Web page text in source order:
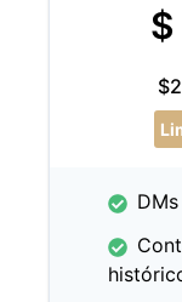
$